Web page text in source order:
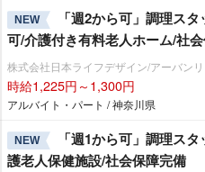
NEW
「週2から可」調理ス
可/介護付き有料老人ホーム/社
株式会社日本ライフデザイン/アーバン
時給1,225円～1,300円
アルバイト・パート / 神奈川県
NEW
「週1から可」調理ス
護老人保健施設/社会保障完備